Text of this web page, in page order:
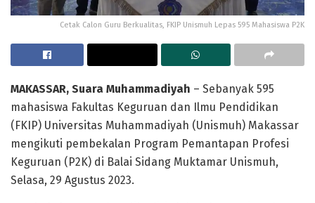
Cetak Calon Guru Berkualitas, FKIP Unismuh Lepas 595 Mahasiswa P2K
MAKASSAR, Suara Muhammadiyah – Sebanyak 595
mahasiswa Fakultas Keguruan dan Ilmu Pendidikan
(FKIP) Universitas Muhammadiyah (Unismuh) Makassar
mengikuti pembekalan Program Pemantapan Profesi
Keguruan (P2K) di Balai Sidang Muktamar Unismuh,
Selasa, 29 Agustus 2023.